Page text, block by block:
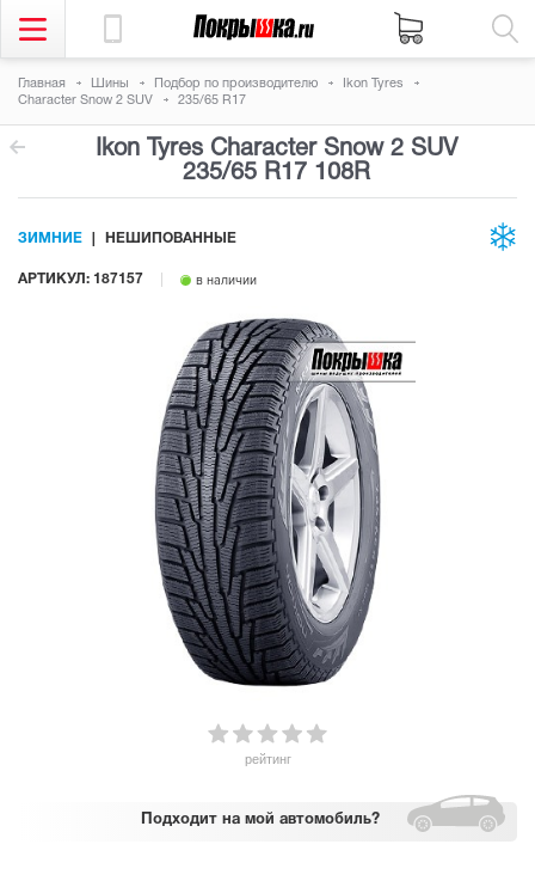
Главная Шины Подбор по производителю
Ikon Tyres
Character Snow 2 SUV
235/65 R17
Ikon Tyres Character Snow 2 SUV
235/65 R17 108R
рейтинг
АРТИКУЛ: 187157 в наличии
ЗИМНИЕ НЕШИПОВАННЫЕ
Подходит на мой автомобиль?